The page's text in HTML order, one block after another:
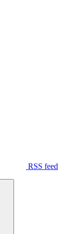
RSS feed